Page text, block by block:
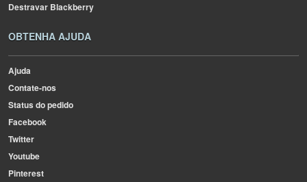
Destravar Blackberry
OBTENHA AJUDA
Ajuda
Contate-nos
Status do pedido
Facebook
Twitter
Youtube
Pinterest